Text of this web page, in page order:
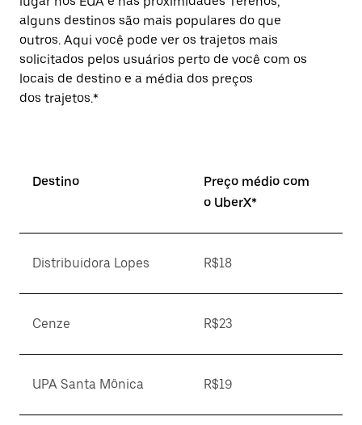
alguns destinos são mais populares do que
outros. Aqui você pode ver os trajetos mais
solicitados pelos usuários perto de você com os
locais de destino e a média dos preços
dos trajetos.*
Destino
Preço médio com
o UberX*
Distribuidora Lopes R$18
Cenze R$23
UPA Santa Mônica R$19